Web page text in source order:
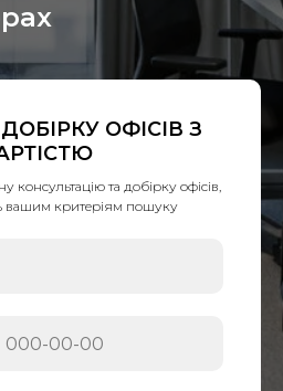
ОФІСІВ З
консультацію та добірку офісів,
вашим критеріям пошуку